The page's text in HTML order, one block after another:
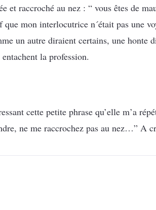
et raccroché au nez : “ vous êtes de
que mon interlocutrice n´était pas une
un autre diraient certains, une honte
la profession.
cette petite phrase qu’elle m’a
ne me raccrochez pas au nez…” A